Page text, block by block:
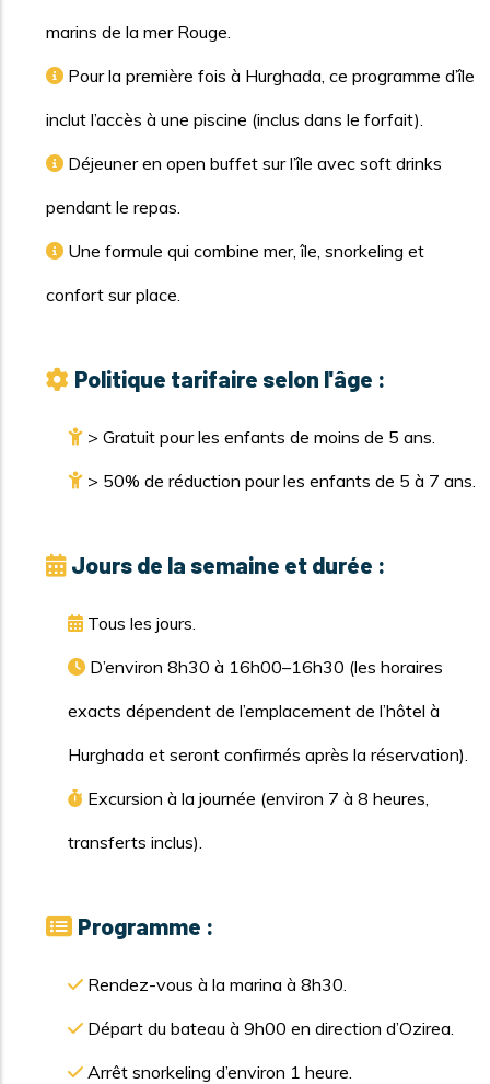
marins de la mer Rouge.
Pour la première fois à Hurghada, ce programme d’île
inclut l’accès à une piscine (inclus dans le forfait).
Déjeuner en open buffet sur l’île avec soft drinks
pendant le repas.
Une formule qui combine mer, île, snorkeling et
confort sur place.
Politique tarifaire selon l'âge :
> Gratuit pour les enfants de moins de 5 ans.
> 50% de réduction pour les enfants de 5 à 7 ans.
Jours de la semaine et durée :
Tous les jours.
D’environ 8h30 à 16h00–16h30 (les horaires
exacts dépendent de l’emplacement de l’hôtel à
Hurghada et seront confirmés après la réservation).
Excursion à la journée (environ 7 à 8 heures,
transferts inclus).
Programme :
Rendez-vous à la marina à 8h30.
Départ du bateau à 9h00 en direction d’Ozirea.
Arrêt snorkeling d’environ 1 heure.